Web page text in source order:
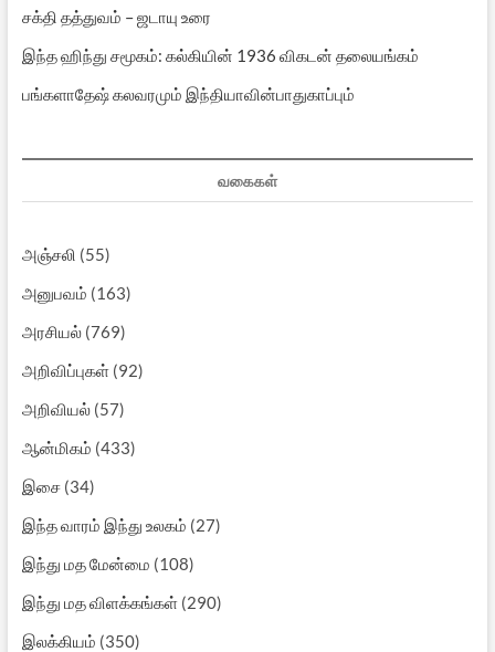
சக்தி தத்துவம் – ஜடாயு உரை
இந்த ஹிந்து சமூகம்: கல்கியின் 1936 விகடன் தலையங்கம்
பங்களாதேஷ் கலவரமும் இந்தியாவின்பாதுகாப்பும்
வகைகள்
அஞ்சலி (55)
அனுபவம் (163)
அரசியல்(769)
அறிவிப்புகள்(92)
அறிவியல்(57)
ஆன்மிகம் (433)
இசை(34)
இந்த வாரம் இந்து உலகம் (27)
இந்து மத மேன்மை (108)
இந்து மத விளக்கங்கள்(290)
இலக்கியம் (350)